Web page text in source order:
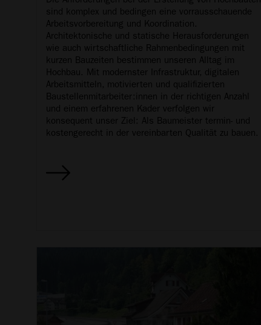
sind komplex und bedingen eine vorrausschauende
Arbeitsvorbereitung und Koordination.
Architektonische und statische Herausforderungen
wie auch wirtschaftliche Rahmenbedingungen mit
kurzen Bauzeiten bestimmen unseren Alltag im
Hochbau. Mit modernster Infrastruktur, digitalen
Arbeitsmitteln, motivierten und qualifizierten
Baustellenmitarbeiter:innen in der richtigen Anzahl
und einem erfahrenen Kader verfolgen wir
konsequent unser Ziel: Als Baumeister termin- und
kostengerecht in der vereinbarten Qualität zu bauen.